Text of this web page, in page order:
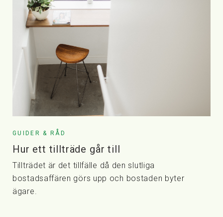
GUIDER & RÅD
Hur ett tillträde går till
Tillträdet är det tillfälle då den slutliga
bostadsaffären görs upp och bostaden byter
ägare.